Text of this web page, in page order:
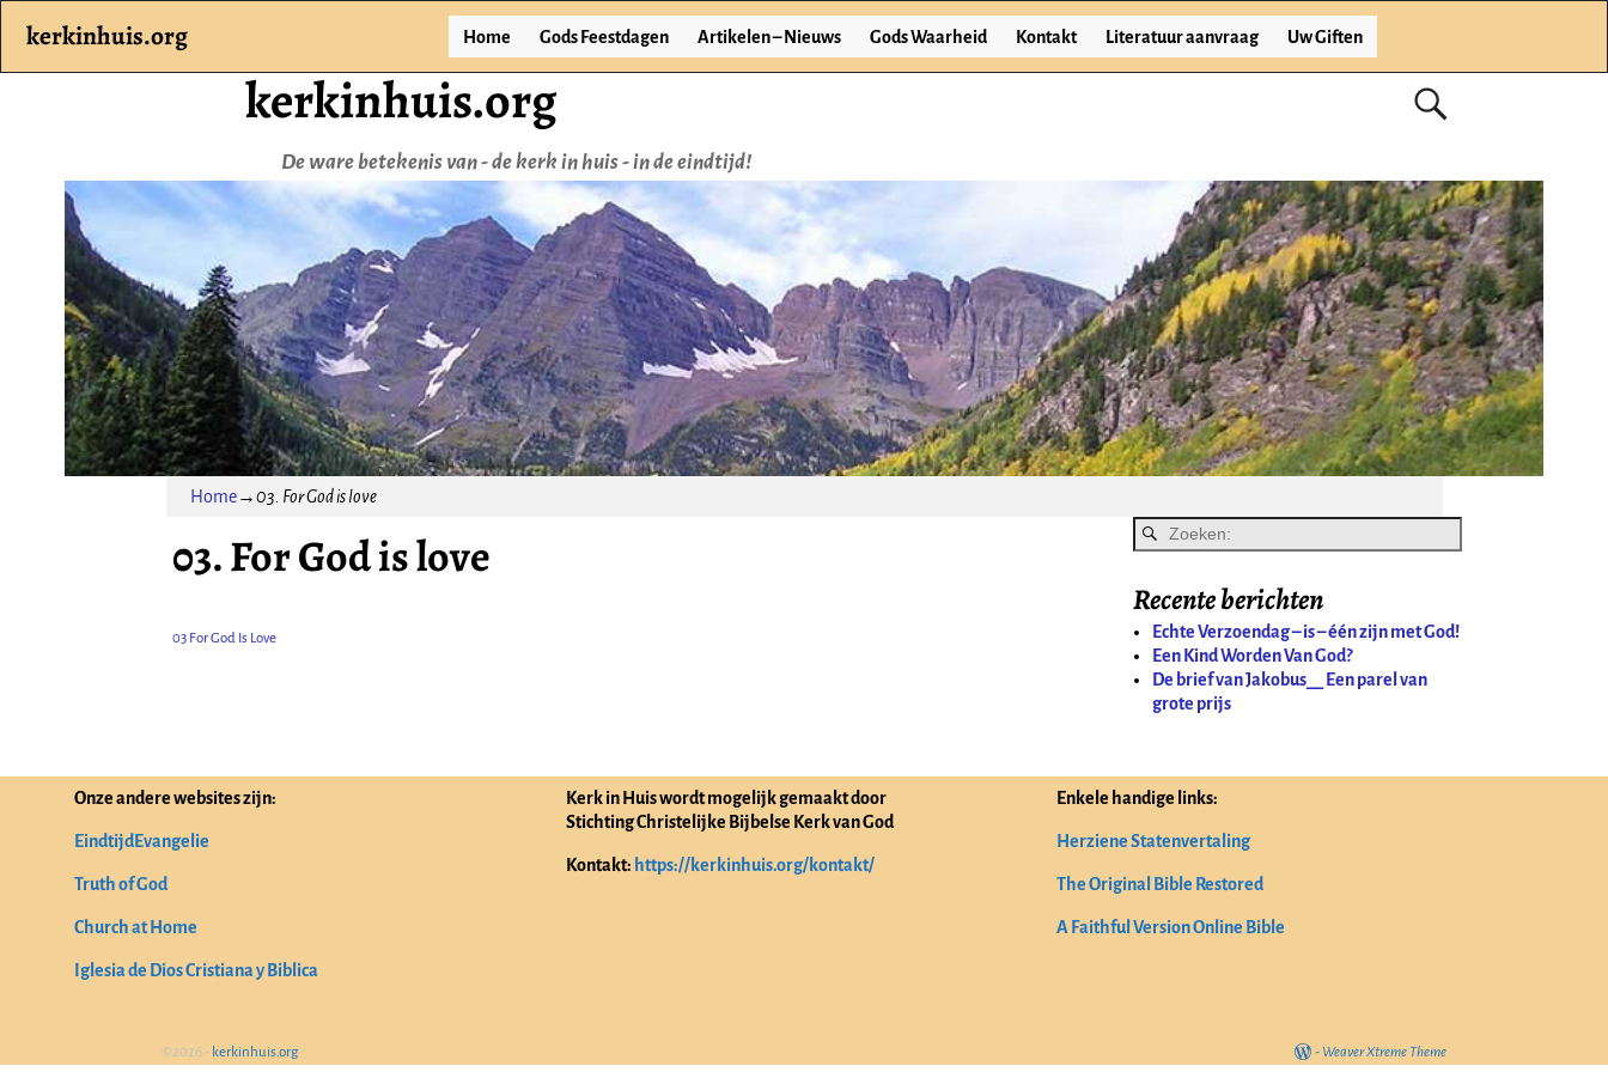
kerkinhuis.org
De ware betekenis van - de kerk in huis - in de eindtijd!
kerkinhuis.org Home Gods Feestdagen Artikelen – Nieuws Gods Waarheid Kontakt Literatuur aanvraag Uw Giften
Home→03. For God is love
03. For God is love
03 For God Is Love
Recente berichten
Echte Verzoendag – is – één zijn met God!
Een Kind Worden Van God?
De brief van Jakobus__ Een parel van
grote prijs
Onze andere websites zijn:
EindtijdEvangelie
Truth of God
Church at Home
Iglesia de Dios Cristiana y Biblica
Kerk in Huis wordt mogelijk gemaakt door
Stichting Christelijke Bijbelse Kerk van God
Kontakt: https://kerkinhuis.org/kontakt/
Enkele handige links:
Herziene Statenvertaling
The Original Bible Restored
A Faithful Version Online Bible
©2026 - kerkinhuis.org - Weaver Xtreme Theme